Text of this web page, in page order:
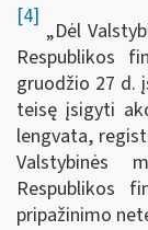
[4]
„Dėl
Respublikos
gruodžio 27 d.
teisę įsigyti
lengvata,
Valstybinės
Respublikos
pripažinimo